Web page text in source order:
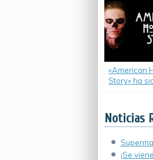
«American
Story» ha
Noticias
¡Se